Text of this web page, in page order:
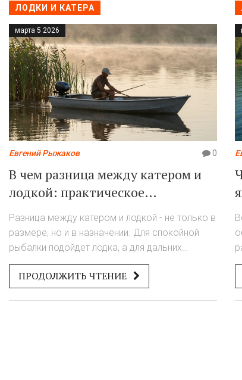
ЛОДКИ И КАТЕРА
марта 5 2026
Евгений Рыжаков 0
В чем разница между катером и
лодкой: практическое
руководство для рыбака
Разница между катером и лодкой - не только в
размере, но и в назначении. Для спокойной
рыбалки подойдет лодка, а для дальних
поездок и глубокой воды - катер. Разберемся,
что выбрать и почему.
ПРОДОЛЖИТЬ ЧТЕНИЕ